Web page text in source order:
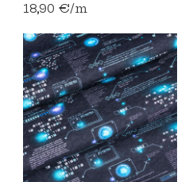
BROSSÉ...
18,90 €/m